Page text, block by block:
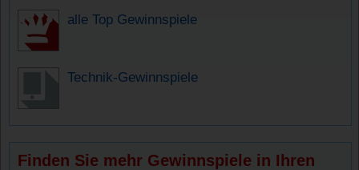
alle Top Gewinnspiele
Technik-Gewinnspiele
Finden Sie mehr Gewinnspiele in Ihren